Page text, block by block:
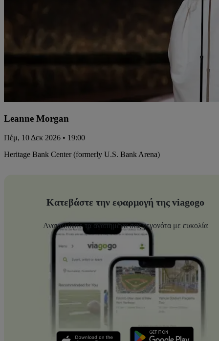
Leanne Morgan
Πέμ, 10 Δεκ 2026 • 19:00
Heritage Bank Center (formerly U.S. Bank Arena)
Κατεβάστε την εφαρμογή της viagogo
Ανακαλύψτε τα αγαπημένα σας γεγονότα με ευκολία